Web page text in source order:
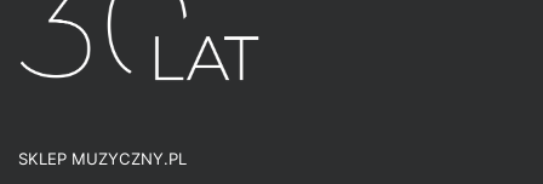
SKLEP MUZYCZNY.PL